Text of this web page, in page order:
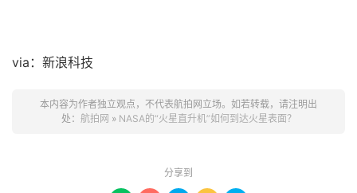
via：新浪科技
本内容为作者独立观点，不代表航拍网立场。如若转载，请注明出
处： 航拍网 » NASA的“火星直升机”如何到达火星表面？
分享到